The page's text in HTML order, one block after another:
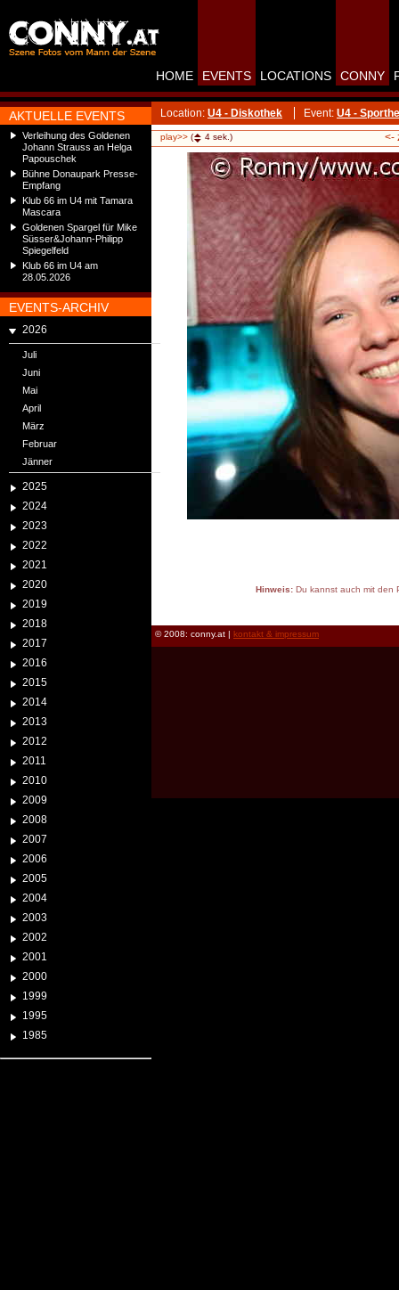
AKTUELLE EVENTS
Verleihung des Goldenen
Johann Strauss an Helga
Papouschek
Bühne Donaupark Presse-
Empfang
Klub 66 im U4 mit Tamara
Mascara
Goldenen Spargel für Mike
Süsser&Johann-Philipp
Spiegelfeld
Klub 66 im U4 am
28.05.2026
EVENTS-ARCHIV
2026
Juli
Juni
Mai
April
März
Februar
Jänner
2025
2024
2023
2022
2021
2020
2019
2018
2017
2016
2015
2014
2013
2012
2011
2010
2009
2008
2007
2006
2005
2004
2003
2002
2001
2000
1999
1995
1985
HOME EVENTS LOCATIONS CONNY
Location: U4 - Diskothek Event: U4 -
play>> ( 4 sek.) <-
Hinweis:Du kannst auch mit den
© 2008: conny.at | kontakt & impressum